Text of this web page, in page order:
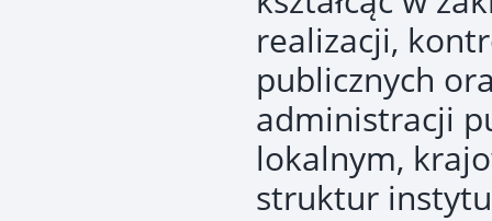
realizacji,
publicznych
administracji
lokalnym,
struktur